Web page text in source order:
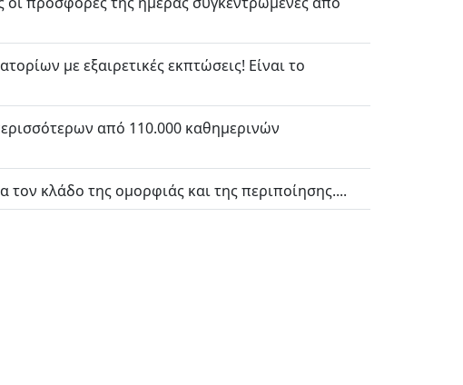
με εξαιρετικές εκπτώσεις! Είναι το
από 110.000 καθημερινών
κλάδο της ομορφιάς και της περιποίησης....